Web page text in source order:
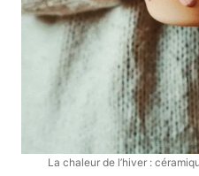
La chaleur de l’hiver :